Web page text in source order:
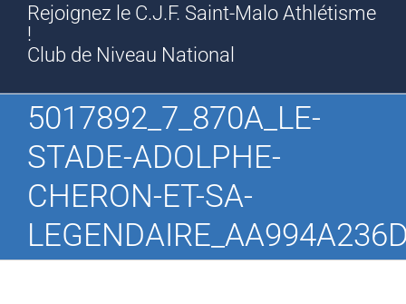
Rejoignez le C.J.F. Saint-Malo Athlétisme
!
Club de Niveau National
5017892_7_870A_LE-
STADE-ADOLPHE-
CHERON-ET-SA-